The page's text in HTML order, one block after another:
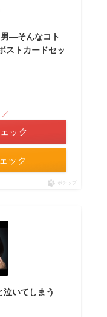
―そんなコト
トカードセッ
ック
／
ック
ポチップ
いてしまう